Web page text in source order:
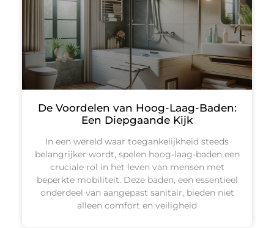
De Voordelen van Hoog-Laag-Baden:
Een Diepgaande Kijk
In een wereld waar toegankelijkheid steeds
belangrijker wordt, spelen hoog-laag-baden een
cruciale rol in het leven van mensen met
beperkte mobiliteit. Deze baden, een essentieel
onderdeel van aangepast sanitair, bieden niet
alleen comfort en veiligheid